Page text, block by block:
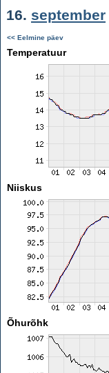
16. september
<< Eelmine päev
Temperatuur
Niiskus
Õhurõhk